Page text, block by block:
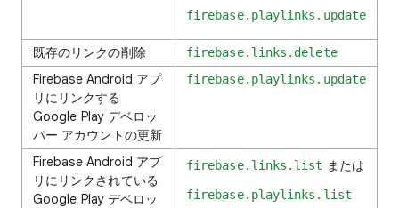
firebase.playlinks.update
既存のリンクの削除 firebase.links.delete
Firebase Android アプ
リにリンクする
Google Play デベロッ
パー アカウントの更新
firebase.playlinks.update
Firebase Android アプ
リにリンクされている
Google Play デベロッ
firebase.links.list または
firebase.playlinks.list